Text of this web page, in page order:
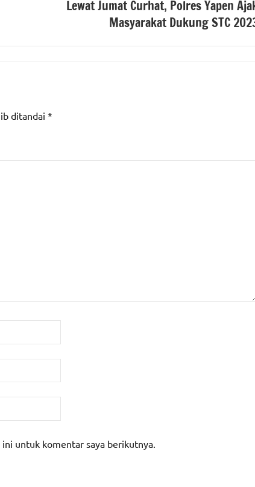
Lewat Jumat Curhat, Polres Yapen
Masyarakat Dukung STC
ditandai *
untuk komentar saya berikutnya.